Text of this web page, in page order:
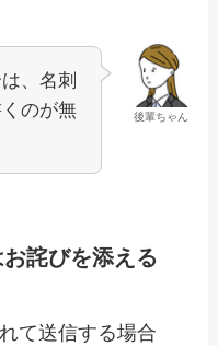
後輩ちゃん
、名刺
のが無
詫びを添える
て送信する場合